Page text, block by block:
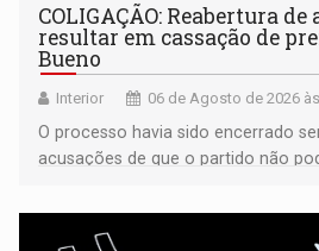
COLIGAÇÃO: Reabertura de
resultar em cassação de
Bueno
Interior 06 de Agosto de 2026
O processo havia sido encerrado
acusações de que o partido não